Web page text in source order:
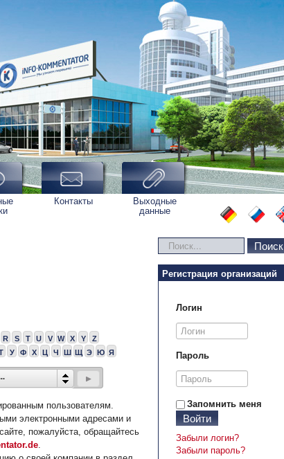
Контакты
Выходные
данные
R S T U V W X Y
Z
У Ф Х Ц Ч Ш Щ Э Ю Я
пользователям.
электронными адресами и
пожалуйста, обращайтесь
.
Искать... Поиск
Регистрация организаций
Логин
Пароль
Запомнить меня
Войти
Забыли логин?
Забыли пароль?